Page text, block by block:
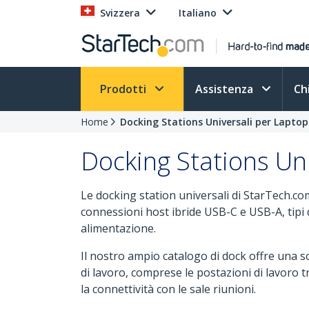
Svizzera Italiano
Prodotti Assistenza
Home Docking Stations Universali per Laptop
Docking Stations
Le docking station universali di
connessioni host ibride USB-C e USB-A,
alimentazione.
Il nostro ampio catalogo di dock offre una
di lavoro, comprese le postazioni di lavoro
la connettività con le sale riunioni.